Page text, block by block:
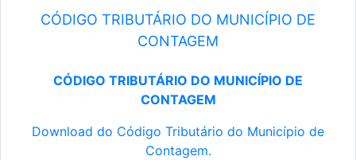
CÓDIGO TRIBUTÁRIO DO MUNICÍPIO DE
CONTAGEM
CÓDIGO TRIBUTÁRIO DO MUNICÍPIO DE
CONTAGEM
Download do Código Tributário do Município de
Contagem.